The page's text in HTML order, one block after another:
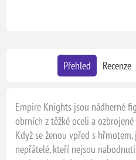
Přehled Recenze
Empire Knights jsou nádherné
obrních z těžké oceli a
Když se ženou vpřed s
nepřátelé, kteří nejsou